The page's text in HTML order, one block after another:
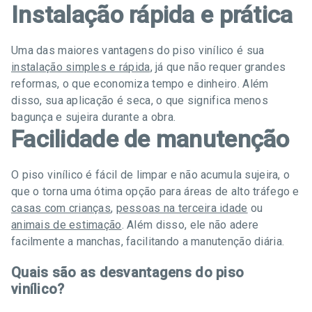
Instalação rápida e prática
Uma das maiores vantagens do piso vinílico é sua
instalação simples e rápida, já que não requer grandes
reformas, o que economiza tempo e dinheiro. Além
disso, sua aplicação é seca, o que significa menos
bagunça e sujeira durante a obra.
Facilidade de manutenção
O piso vinílico é fácil de limpar e não acumula sujeira, o
que o torna uma ótima opção para áreas de alto tráfego e
casas com crianças, pessoas na terceira idade ou
animais de estimação. Além disso, ele não adere
facilmente a manchas, facilitando a manutenção diária.
Quais são as desvantagens do piso
vinílico?